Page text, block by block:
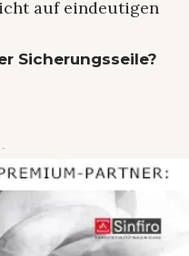
auf eindeutigen
Sicherungsseile?
-